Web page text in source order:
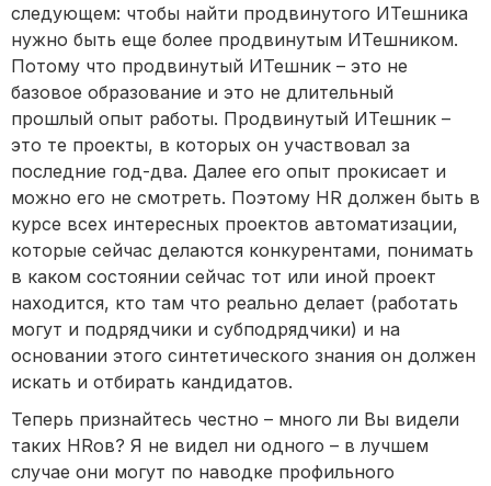
следующем: чтобы найти продвинутого ИТешника
нужно быть еще более продвинутым ИТешником.
Потому что продвинутый ИТешник – это не
базовое образование и это не длительный
прошлый опыт работы. Продвинутый ИТешник –
это те проекты, в которых он участвовал за
последние год-два. Далее его опыт прокисает и
можно его не смотреть. Поэтому HR должен быть в
курсе всех интересных проектов автоматизации,
которые сейчас делаются конкурентами, понимать
в каком состоянии сейчас тот или иной проект
находится, кто там что реально делает (работать
могут и подрядчики и субподрядчики) и на
основании этого синтетического знания он должен
искать и отбирать кандидатов.
Теперь признайтесь честно – много ли Вы видели
таких HRов? Я не видел ни одного – в лучшем
случае они могут по наводке профильного